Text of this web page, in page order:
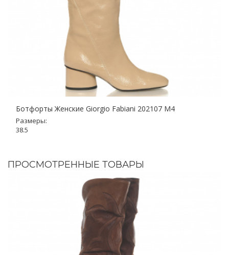
Ботфорты Женские Giorgio Fabiani 202107 M4
Размеры:
38.5
ПРОСМОТРЕННЫЕ ТОВАРЫ